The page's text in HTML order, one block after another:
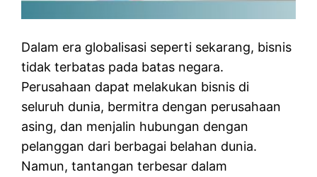
Dalam era globalisasi seperti sekarang, bisnis
tidak terbatas pada batas negara.
Perusahaan dapat melakukan bisnis di
seluruh dunia, bermitra dengan perusahaan
asing, dan menjalin hubungan dengan
pelanggan dari berbagai belahan dunia.
Namun, tantangan terbesar dalam